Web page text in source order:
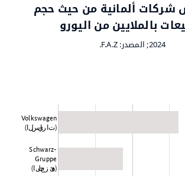
شركات ألمانية من حيث حجم
بالملايين من اليورو
2024; المصدر: F.A.Z.
Volkswagen
(السيارات)
Schwarz-
Gruppe
(التجزئة)